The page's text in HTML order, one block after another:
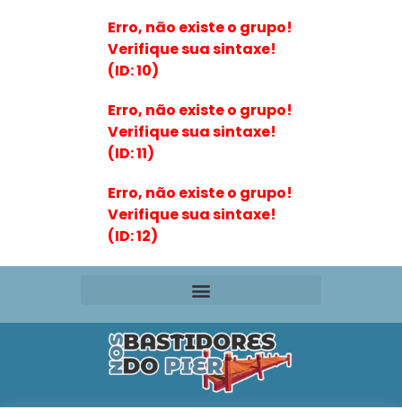
Erro, não existe o grupo!
Verifique sua sintaxe!
(ID: 10)
Erro, não existe o grupo!
Verifique sua sintaxe!
(ID: 11)
Erro, não existe o grupo!
Verifique sua sintaxe!
(ID: 12)